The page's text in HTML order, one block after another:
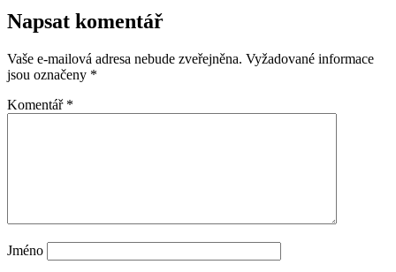
Napsat komentář
Vaše e-mailová adresa nebude zveřejněna. Vyžadované informace
jsou označeny *
Komentář *
Jméno